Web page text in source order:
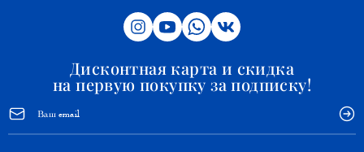
Дисконтная карта и скидка
на первую покупку за подписку!